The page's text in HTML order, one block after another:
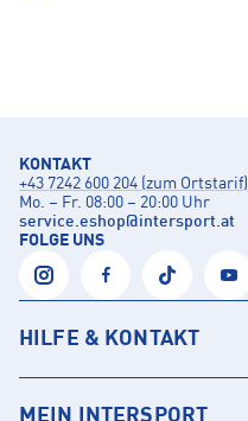
KONTAKT
+43 7242 600 204 (zum Ortstarif)
Mo. – Fr. 08:00 – 20:00 Uhr
service.eshop@intersport.at
FOLGE UNS
HILFE & KONTAKT
MEIN INTERSPORT